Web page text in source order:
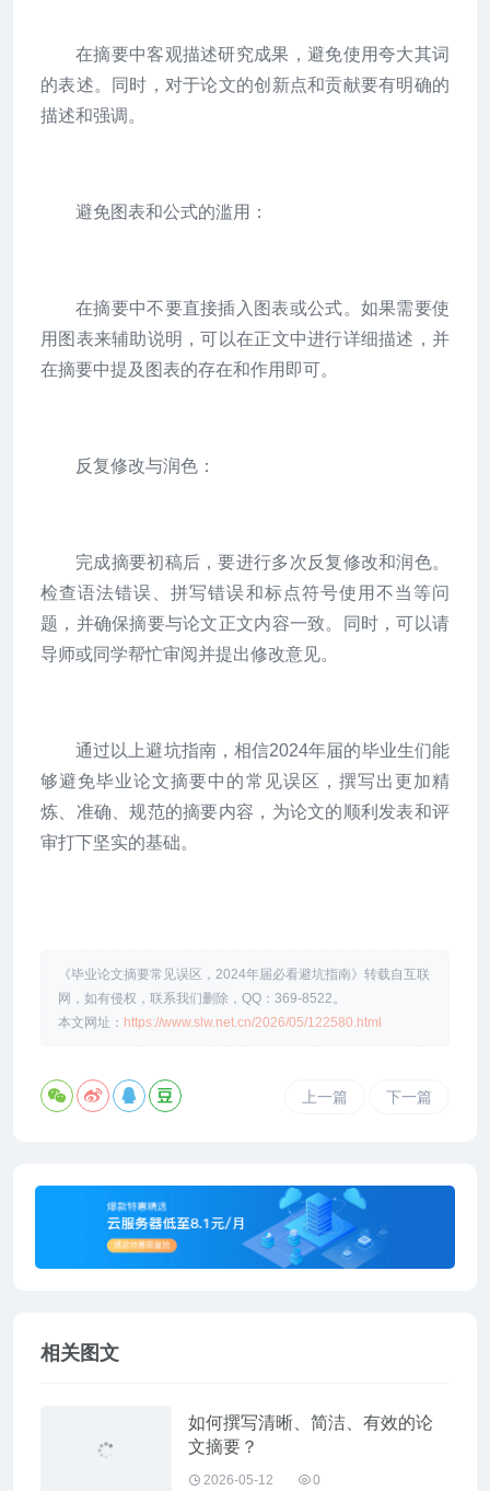
在摘要中客观描述研究成果，避免使用夸大其词
的表述。同时，对于论文的创新点和贡献要有明确的
描述和强调。
避免图表和公式的滥用：
在摘要中不要直接插入图表或公式。如果需要使
用图表来辅助说明，可以在正文中进行详细描述，并
在摘要中提及图表的存在和作用即可。
反复修改与润色：
完成摘要初稿后，要进行多次反复修改和润色。
检查语法错误、拼写错误和标点符号使用不当等问
题，并确保摘要与论文正文内容一致。同时，可以请
导师或同学帮忙审阅并提出修改意见。
通过以上避坑指南，相信2024年届的毕业生们能
够避免毕业论文摘要中的常见误区，撰写出更加精
炼、准确、规范的摘要内容，为论文的顺利发表和评
审打下坚实的基础。
《毕业论文摘要常见误区，2024年届必看避坑指南》转载自互联
网，如有侵权，联系我们删除，QQ：369-8522。
本文网址： https://www.slw.net.cn/2026/05/122580.html
上一篇 下一篇
相关图文
如何撰写清晰、简洁、有效的论
文摘要？
2026-05-12 0